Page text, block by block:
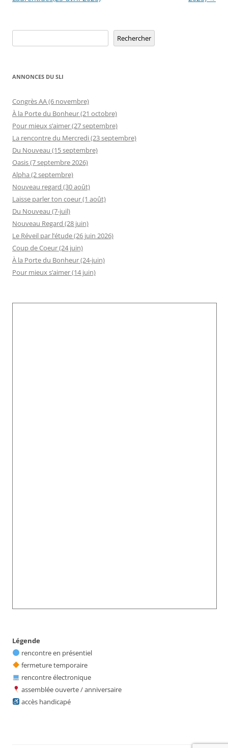
Rechercher
ANNONCES DU SLI
Congrès AA (6 novembre)
À la Porte du Bonheur (21 octobre)
Pour mieux s’aimer (27 septembre)
La rencontre du Mercredi (23 septembre)
Du Nouveau (15 septembre)
Oasis (7 septembre 2026)
Alpha (2 septembre)
Nouveau regard (30 août)
Laisse parler ton coeur (1 août)
Du Nouveau (7-juil)
Nouveau Regard (28 juin)
Le Réveil par l’étude (26 juin 2026)
Coup de Coeur (24 juin)
À la Porte du Bonheur (24-juin)
Pour mieux s’aimer (14 juin)
Légende
rencontre en présentiel
fermeture temporaire
rencontre électronique
assemblée ouverte / anniversaire
accès handicapé